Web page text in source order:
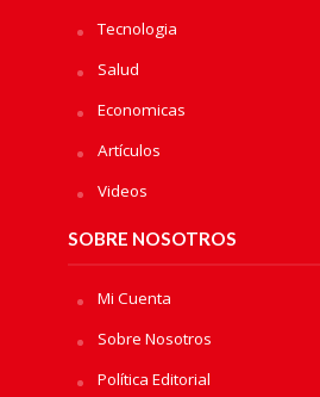
Tecnologia
Salud
Economicas
Artículos
Videos
SOBRE NOSOTROS
Mi Cuenta
Sobre Nosotros
Política Editorial